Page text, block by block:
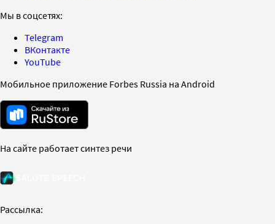
Мы в соцсетях:
Telegram
ВКонтакте
YouTube
Мобильное приложение Forbes Russia на Android
На сайте работает синтез речи
Рассылка: